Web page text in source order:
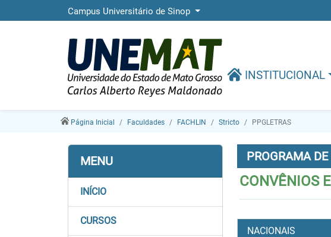
Campus Universitário de Sinop
INSTITUCIONAL
Página Inicial Faculdades FACHLIN Stricto PPGLETRAS
MENU
INÍCIO
CURSOS
PROGRAMA
CONVÊNIOS
NACIONAIS